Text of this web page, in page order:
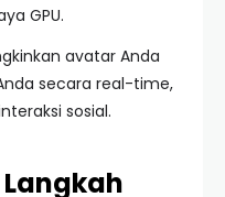
GPU.
avatar Anda
secara real-time,
sosial.